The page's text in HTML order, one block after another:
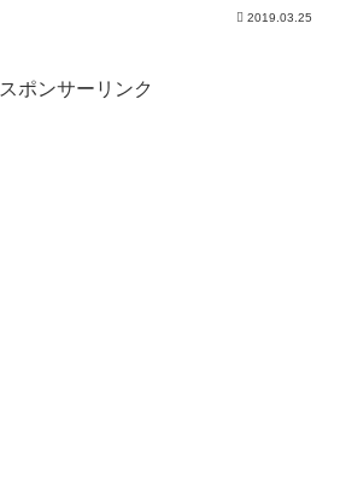
2019.03.25
スポンサーリンク